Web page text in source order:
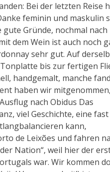
Bei der letzten Reise
feminin und maskulin
Gründe, nochmal
dem Wein ist auch noch
sehr gut. Auf
bis zur fertigen
handgemalt, manche
haben wir
nach Obidus Das
viel Geschichte, eine fast
kann,
de Leixões und fahren
Nation“, weil hier der
war. Wir kommen